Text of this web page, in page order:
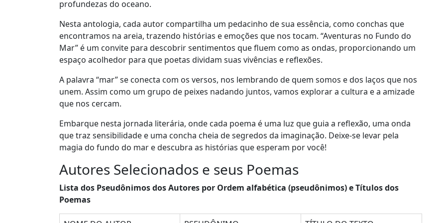
profundezas do oceano.
Nesta antologia, cada autor compartilha um pedacinho de sua essência, como conchas que
encontramos na areia, trazendo histórias e emoções que nos tocam. “Aventuras no Fundo do
Mar” é um convite para descobrir sentimentos que fluem como as ondas, proporcionando um
espaço acolhedor para que poetas dividam suas vivências e reflexões.
A palavra “mar” se conecta com os versos, nos lembrando de quem somos e dos laços que nos
unem. Assim como um grupo de peixes nadando juntos, vamos explorar a cultura e a amizade
que nos cercam.
Embarque nesta jornada literária, onde cada poema é uma luz que guia a reflexão, uma onda
que traz sensibilidade e uma concha cheia de segredos da imaginação. Deixe-se levar pela
magia do fundo do mar e descubra as histórias que esperam por você!
Autores Selecionados e seus Poemas
Lista dos Pseudônimos dos Autores por Ordem alfabética (pseudônimos) e Títulos dos
Poemas